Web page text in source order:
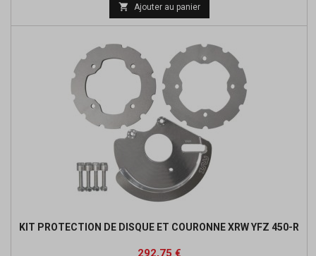
base
 Ajouter au panier
KIT PROTECTION DE DISQUE ET COURONNE XRW YFZ 450-R
Prix
292,75 €Prix